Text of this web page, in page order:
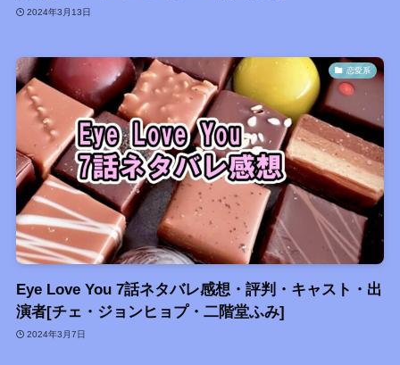
2024年3月13日
恋愛系
Eye Love You 7話ネタバレ感想・評判・キャスト・出
演者[チェ・ジョンヒョプ・二階堂ふみ]
2024年3月7日